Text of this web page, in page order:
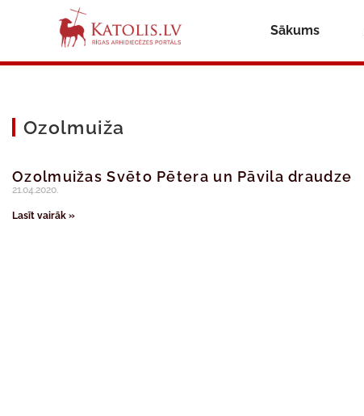
Sākums
Ozolmuiža
Ozolmuižas Svēto Pētera un Pāvila draudze
21.04.2020.
Lasīt vairāk »